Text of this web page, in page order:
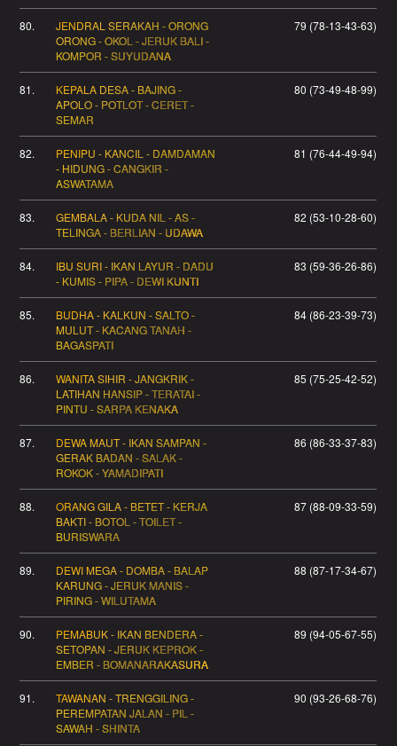
80.
JENDRAL SERAKAH - ORONG
ORONG - OKOL - JERUK BALI -
KOMPOR - SUYUDANA
79 (78-13-43-63)
81.
KEPALA DESA - BAJING -
APOLO - POTLOT - CERET -
SEMAR
80 (73-49-48-99)
82.
PENIPU - KANCIL - DAMDAMAN
- HIDUNG - CANGKIR -
ASWATAMA
81 (76-44-49-94)
83.
GEMBALA - KUDA NIL - AS -
TELINGA - BERLIAN - UDAWA
82 (53-10-28-60)
84.
IBU SURI - IKAN LAYUR - DADU
- KUMIS - PIPA - DEWI KUNTI
83 (59-36-26-86)
85.
BUDHA - KALKUN - SALTO -
MULUT - KACANG TANAH -
BAGASPATI
84 (86-23-39-73)
86.
WANITA SIHIR - JANGKRIK -
LATIHAN HANSIP - TERATAI -
PINTU - SARPA KENAKA
85 (75-25-42-52)
87.
DEWA MAUT - IKAN SAMPAN -
GERAK BADAN - SALAK -
ROKOK - YAMADIPATI
86 (86-33-37-83)
88.
ORANG GILA - BETET - KERJA
BAKTI - BOTOL - TOILET -
BURISWARA
87 (88-09-33-59)
89.
DEWI MEGA - DOMBA - BALAP
KARUNG - JERUK MANIS -
PIRING - WILUTAMA
88 (87-17-34-67)
90.
PEMABUK - IKAN BENDERA -
SETOPAN - JERUK KEPROK -
EMBER - BOMANARAKASURA
89 (94-05-67-55)
91.
TAWANAN - TRENGGILING -
PEREMPATAN JALAN - PIL -
SAWAH - SHINTA
90 (93-26-68-76)